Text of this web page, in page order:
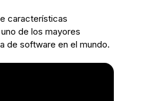
características
de los mayores
de software en el mundo.